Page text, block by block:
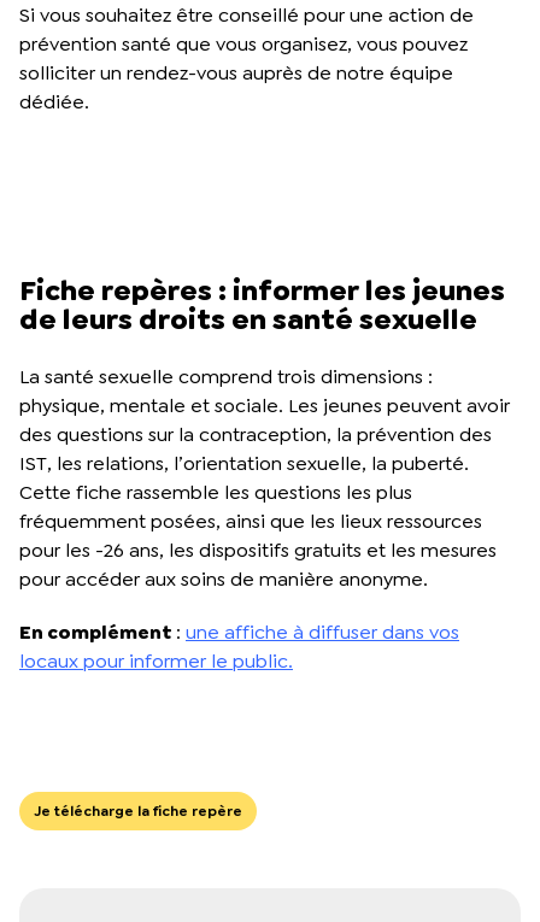
Si vous souhaitez être conseillé pour une action de
prévention santé que vous organisez, vous pouvez
solliciter un rendez-vous auprès de notre équipe
dédiée.
Fiche repères : informer les jeunes
de leurs droits en santé sexuelle
La santé sexuelle comprend trois dimensions :
physique, mentale et sociale. Les jeunes peuvent avoir
des questions sur la contraception, la prévention des
IST, les relations, l’orientation sexuelle, la puberté.
Cette fiche rassemble les questions les plus
fréquemment posées, ainsi que les lieux ressources
pour les -26 ans, les dispositifs gratuits et les mesures
pour accéder aux soins de manière anonyme.
En complément : une affiche à diffuser dans vos
locaux pour informer le public.
Je télécharge la fiche repère